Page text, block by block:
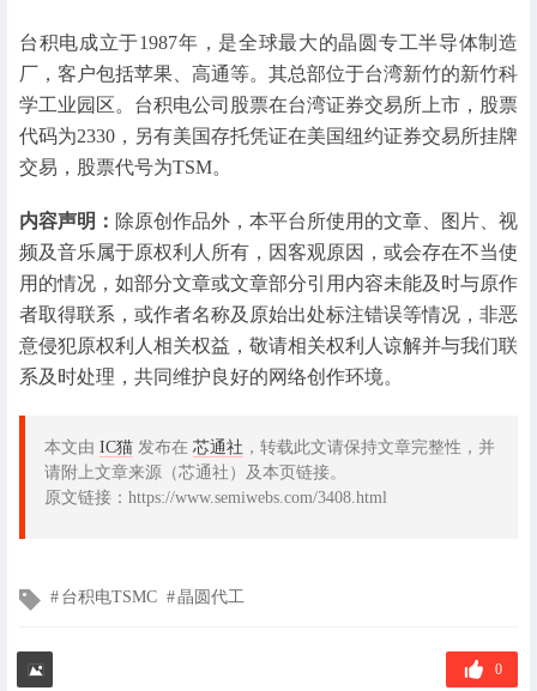
台积电成立于1987年，是全球最大的晶圆专工半导体制造
厂，客户包括苹果、高通等。其总部位于台湾新竹的新竹科
学工业园区。台积电公司股票在台湾证券交易所上市，股票
代码为2330，另有美国存托凭证在美国纽约证券交易所挂牌
交易，股票代号为TSM。
内容声明： 除原创作品外，本平台所使用的文章、图片、视
频及音乐属于原权利人所有，因客观原因，或会存在不当使
用的情况，如部分文章或文章部分引用内容未能及时与原作
者取得联系，或作者名称及原始出处标注错误等情况，非恶
意侵犯原权利人相关权益，敬请相关权利人谅解并与我们联
系及时处理，共同维护良好的网络创作环境。
本文由 IC猫 发布在 芯通社 ，转载此文请保持文章完整性，并
请附上文章来源（芯通社）及本页链接。
原文链接：https://www.semiwebs.com/3408.html
文
签
台积电TSMC 晶圆代工
0